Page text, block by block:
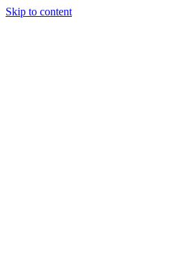
Skip to content